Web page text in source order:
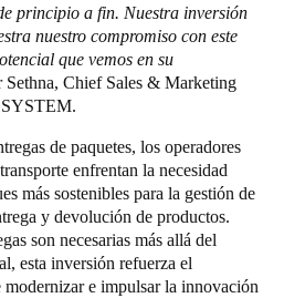
principio a fin. Nuestra inversión
nuestro compromiso con este
que vemos en su
Sethna, Chief Sales & Marketing
de paquetes, los operadores
enfrentan la necesidad
más sostenibles para la gestión de
y devolución de productos.
son necesarias más allá del
esta inversión refuerza el
e impulsar la innovación